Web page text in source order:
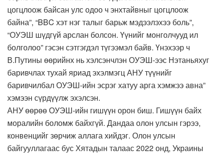
цогцлоож байсан улс одоо ч энхтайвныг цогцлоож
байна”, “BBC хэт нэг талыг барьж мэдээлэхээ боль”,
“ОУЭШ шүдгүй арслан болсон. Үүнийг монголчууд ил
болголоо” гэсэн сэтгэгдэл түгээмэл байв. Үнэхээр ч
В.Путины өөрийнх нь хэлсэнчлэн ОУЭШ-ээс Нэтаньяхуг
баривчлах тухай яриад эхэлмэгц АНУ түүнийг
баривчилбал ОУЭШ-ийн эсрэг хатуу арга хэмжээ авна”
хэмээн сүрдүүлж эхэлсэн.
АНУ өөрөө ОУЭШ-ийн гишүүн орон биш. Гишүүн байх
моралийн боломж байхгүй. Дандаа олон улсын гэрээ,
конвенцийг зөрчиж аллага хийдэг. Олон улсын
байгууллагаас бус Хятадын талаас 2022 онд, Украины